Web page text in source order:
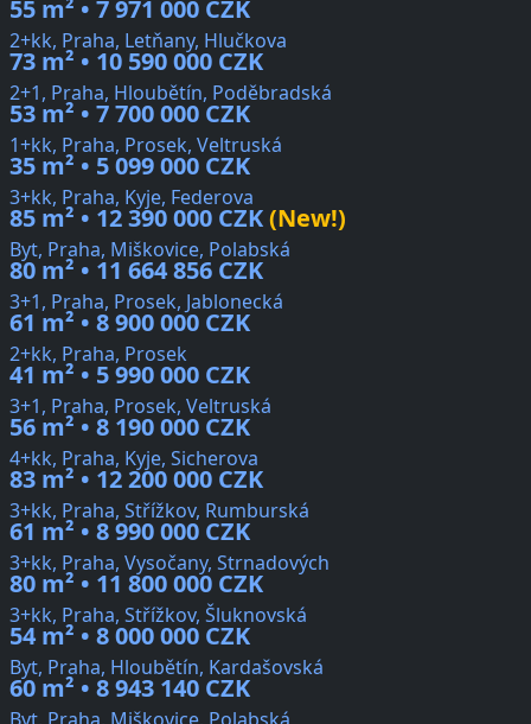
55 m² • 7 971 000 CZK
2+kk, Praha, Letňany, Hlučkova
73 m² • 10 590 000 CZK
2+1, Praha, Hloubětín, Poděbradská
53 m² • 7 700 000 CZK
1+kk, Praha, Prosek, Veltruská
35 m² • 5 099 000 CZK
3+kk, Praha, Kyje, Federova
85 m² • 12 390 000 CZK(New!)
Byt, Praha, Miškovice, Polabská
80 m² • 11 664 856 CZK
3+1, Praha, Prosek, Jablonecká
61 m² • 8 900 000 CZK
2+kk, Praha, Prosek
41 m² • 5 990 000 CZK
3+1, Praha, Prosek, Veltruská
56 m² • 8 190 000 CZK
4+kk, Praha, Kyje, Sicherova
83 m² • 12 200 000 CZK
3+kk, Praha, Střížkov, Rumburská
61 m² • 8 990 000 CZK
3+kk, Praha, Vysočany, Strnadových
80 m² • 11 800 000 CZK
3+kk, Praha, Střížkov, Šluknovská
54 m² • 8 000 000 CZK
Byt, Praha, Hloubětín, Kardašovská
60 m² • 8 943 140 CZK